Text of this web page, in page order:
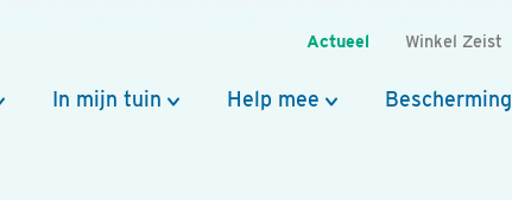
Actueel Winkel Zeist
In mijn tuin Help mee Bescherming